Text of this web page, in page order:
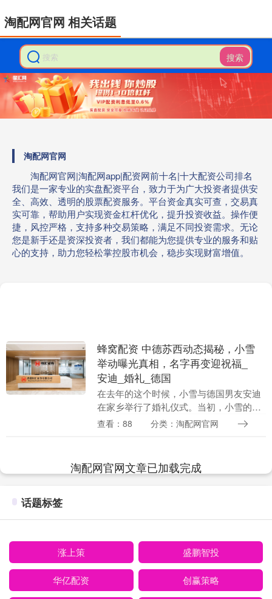
搜索
淘配网官网
淘配网官网|淘配网app|配资网前十名|十大配资公司排名
我们是一家专业的实盘配资平台，致力于为广大投资者提供安
全、高效、透明的股票配资服务。平台资金真实可查，交易真
实可靠，帮助用户实现资金杠杆优化，提升投资收益。操作便
捷，风控严格，支持多种交易策略，满足不同投资需求。无论
您是新手还是资深投资者，我们都能为您提供专业的服务和贴
心的支持，助力您轻松掌控股市机会，稳步实现财富增值。
淘配网官网 相关话题
蜂窝配资 中德苏西动态揭秘，小雪
举动曝光真相，名字再变迎祝福_
安迪_婚礼_德国
在去年的这个时候，小雪与德国男友安迪
在家乡举行了婚礼仪式。当初，小雪的打
算是隆重大办，邀请亲友和支持她的粉
查看：88 分类：淘配网官网
淘配网官网文章已加载完成
话题标签
涨上策 盛鹏智投
华亿配资 创赢策略